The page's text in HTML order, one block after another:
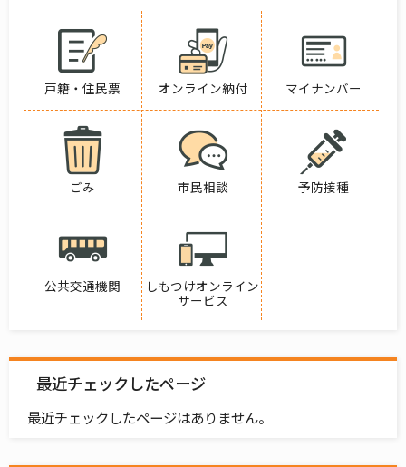
戸籍・住民票 オンライン納付 マイナンバー
ごみ 市民相談 予防接種
公共交通機関
しもつけオンライン
サービス
最近チェックしたページ
最近チェックしたページはありません。